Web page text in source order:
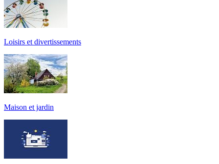
Loisirs et divertissements
Maison et jardin